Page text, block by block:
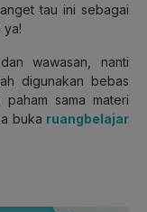
tau ini sebagai
ya!
wawasan, nanti
digunakan bebas
sama materi
buka ruangbelajar